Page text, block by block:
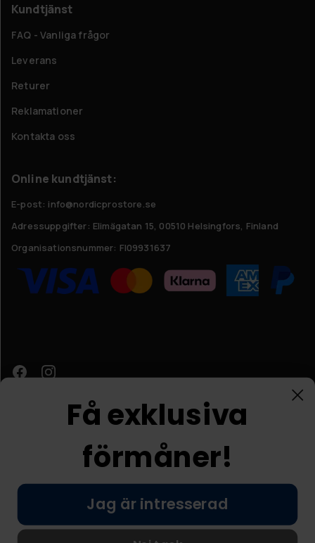
Kundtjänst
FAQ - Vanliga frågor
Leverans
Returer
Reklamationer
Kontakta oss
Online kundtjänst:
E-post: info@nordicprostore.se
Adressuppgifter: Elimägatan 15, 00510 Helsingfors, Finland
Organisationsnummer: FI09931637
© Nordic Prostore 2026
Allmänna villkor
Få exklusiva
förmåner!
Jag är intresserad